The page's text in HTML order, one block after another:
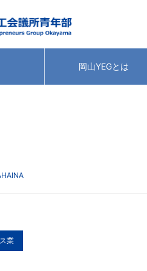
岡山YEGとは
業